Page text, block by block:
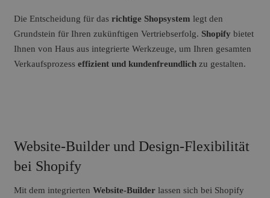
Die Entscheidung für das richtige Shopsystem legt den
Grundstein für Ihren zukünftigen Vertriebserfolg. Shopify bietet
Ihnen von Haus aus integrierte Werkzeuge, um Ihren gesamten
Verkaufsprozess effizient und kundenfreundlichzu gestalten.
Website-Builder und Design-Flexibilität
bei Shopify
Mit dem integrierten Website-Builderlassen sich bei Shopify